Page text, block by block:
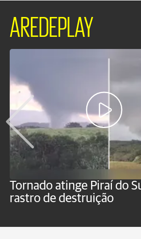
AREDEPLAY
Tornado atinge Piraí do
rastro de destruição